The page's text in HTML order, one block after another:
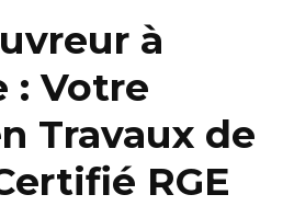
à
: Votre
Travaux de
RGE